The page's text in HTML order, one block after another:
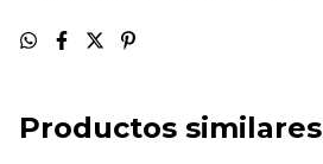
Productos similares